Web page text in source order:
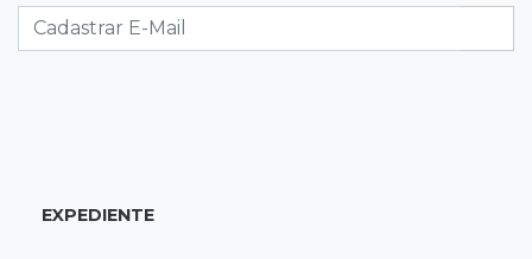
disputa com seis equipes
21:02Futebol de base
EXPEDIENTE